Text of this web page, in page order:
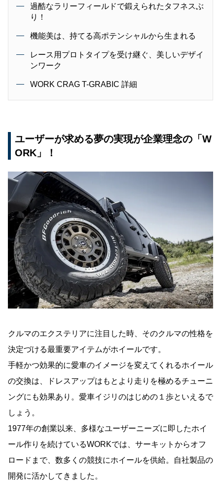
過酷なラリーフィールドで鍛えられたタフネスぶ
り！
機能美は、持てる高ポテンシャルから生まれる
レース用プロトタイプを受け継ぐ、美しいデザイ
ンワーク
WORK CRAG T-GRABIC 詳細
ユーザーが求める夢の実現が企業理念の「W
ORK」！
クルマのエクステリアに注目した時、そのクルマの性格を
決定づける最重要アイテムがホイールです。
手軽かつ効果的に愛車のイメージを変えてくれるホイール
の交換は、ドレスアップはもとより走りを極めるチューニ
ングにも効果あり。愛車イジリのはじめの１歩といえるで
しょう。
1977年の創業以来、多様なユーザーニーズに即したホイ
ール作りを続けているWORKでは、サーキットからオフ
ロードまで、数多くの競技にホイールを供給。自社製品の
開発に活かしてきました。